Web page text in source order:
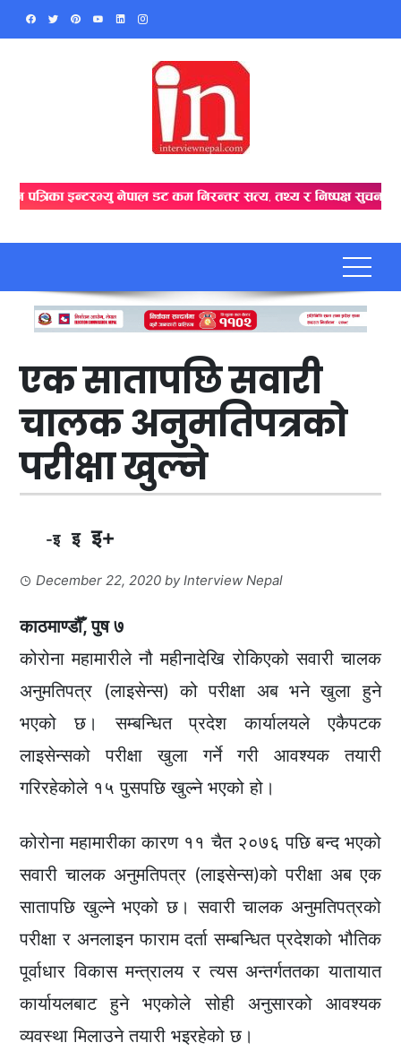
Skip
एक सातापछि सवारी
चालक अनुमतिपत्रको
परीक्षा खुल्ने
-इ इ इ+
December 22, 2020 byInterview Nepal
काठमाण्डौँ, पुष ७
कोरोना महामारीले नौ महीनादेखि रोकिएको सवारी चालक
अनुमतिपत्र (लाइसेन्स) को परीक्षा अब भने खुला हुने
भएको छ। सम्बन्धित प्रदेश कार्यालयले एकैपटक
लाइसेन्सको परीक्षा खुला गर्ने गरी आवश्यक तयारी
गरिरहेकोले १५ पुसपछि खुल्ने भएको हो।
कोरोना महामारीका कारण ११ चैत २०७६ पछि बन्द भएको
सवारी चालक अनुमतिपत्र (लाइसेन्स)को परीक्षा अब एक
सातापछि खुल्ने भएको छ। सवारी चालक अनुमतिपत्रको
परीक्षा र अनलाइन फाराम दर्ता सम्बन्धित प्रदेशको भौतिक
पूर्वाधार विकास मन्त्रालय र त्यस अन्तर्गततका यातायात
कार्यायलबाट हुने भएकोले सोही अनुसारको आवश्यक
व्यवस्था मिलाउने तयारी भइरहेको छ।